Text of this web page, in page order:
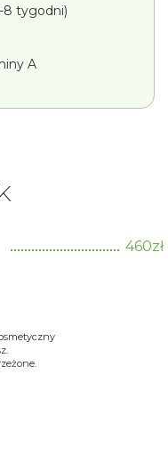
8 tygodni)
A
460zł